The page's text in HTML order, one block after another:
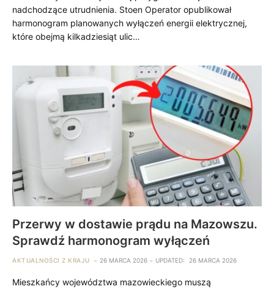
nadchodzące utrudnienia. Stoen Operator opublikował
harmonogram planowanych wyłączeń energii elektrycznej,
które obejmą kilkadziesiąt ulic…
Przerwy w dostawie prądu na Mazowszu.
Sprawdź harmonogram wyłączeń
AKTUALNOŚCI Z KRAJU 26 MARCA 2026 UPDATED: 26 MARCA 2026
Mieszkańcy województwa mazowieckiego muszą